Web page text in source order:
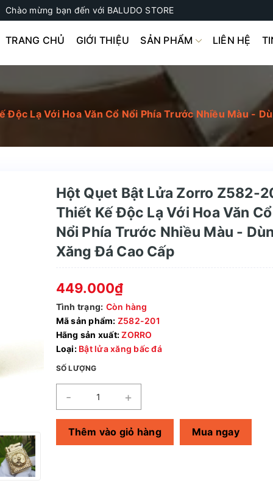
Chào mừng bạn đến với BALUDO STORE
TRANG CHỦ GIỚI THIỆU SẢN PHẨM LIÊN HỆ
Lạ Với Hoa Văn Cổ Nổi Phía Trước Nhiều Màu -
Hột Qụet Bật Lửa Zorro Z582-
Thiết Kế Độc Lạ Với Hoa Văn Cổ
Nổi Phía Trước Nhiều Màu -
Xăng Đá Cao Cấp
449.000₫
Tình trạng: Còn hàng
Mã sản phẩm: Z582-201
Hãng sản xuất:ZORRO
Loại:Bật lửa xăng bấc đá
SỐ LƯỢNG
- +
Thêm vào giỏ hàng Mua ngay